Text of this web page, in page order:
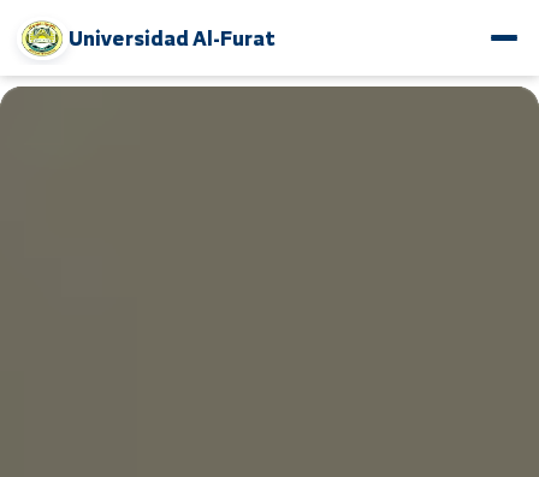
Universidad Al-Furat
www.alfuratuniv.edu.sy